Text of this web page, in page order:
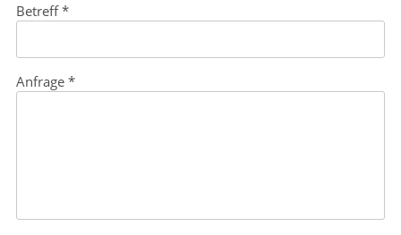
Betreff(Pflichtfeld)
*
Anfrage (Pflichtfeld)
*